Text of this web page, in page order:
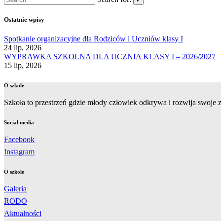
Ostatnie wpisy
Spotkanie organizacyjne dla Rodziców i Uczniów klasy I
24 lip, 2026
WYPRAWKA SZKOLNA DLA UCZNIA KLASY I – 2026/2027
15 lip, 2026
O szkole
Szkoła to przestrzeń gdzie młody człowiek odkrywa i rozwija swoje
Social media
Facebook
Instagram
O szkole
Galeria
RODO
Aktualności